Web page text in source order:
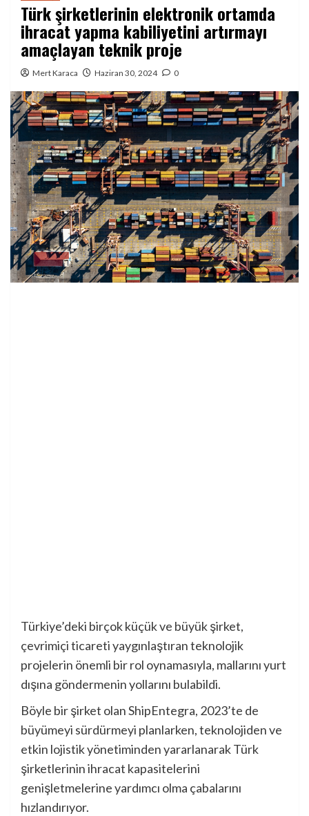
Türk şirketlerinin elektronik ortamda
ihracat yapma kabiliyetini artırmayı
amaçlayan teknik proje
Mert Karaca Haziran 30, 2024 0
Türkiye’deki birçok küçük ve büyük şirket,
çevrimiçi ticareti yaygınlaştıran teknolojik
projelerin önemli bir rol oynamasıyla, mallarını yurt
dışına göndermenin yollarını bulabildi.
Böyle bir şirket olan ShipEntegra, 2023’te de
büyümeyi sürdürmeyi planlarken, teknolojiden ve
etkin lojistik yönetiminden yararlanarak Türk
şirketlerinin ihracat kapasitelerini
genişletmelerine yardımcı olma çabalarını
hızlandırıyor.